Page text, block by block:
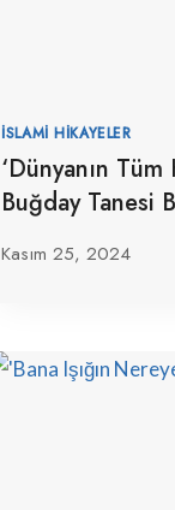
İSLAMI HIKAYELER
‘Dünyanın
Buğday Tanesi
Kasım 25, 2024